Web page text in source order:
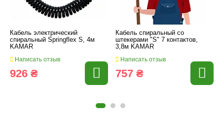
Кабель электрический
спиральный Springflex S, 4м
KAMAR
Написать отзыв
926 ₴
Кабель спиральный со
штекерами "S" 7 контактов,
3,8м KAMAR
Написать отзыв
757 ₴